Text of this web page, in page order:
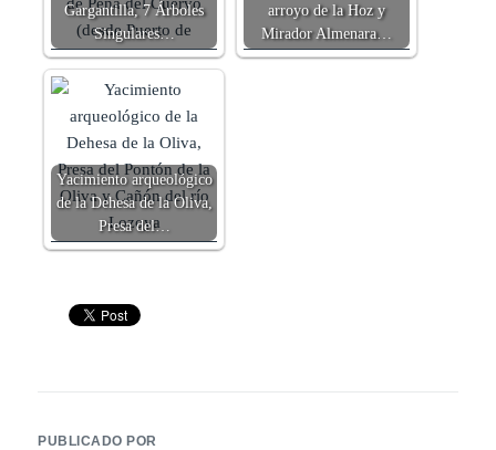
Gargantilla, 7 Árboles
Singulares…
arroyo de la Hoz y
Mirador Almenara…
Yacimiento arqueológico
de la Dehesa de la Oliva,
Presa del…
PUBLICADO POR